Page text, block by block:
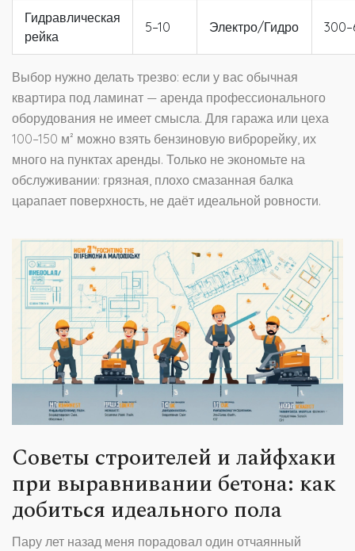
Гидравлическая
рейка
5–10 Электро/Гидро
Выбор нужно делать трезво: если у вас обычная
квартира под ламинат — аренда профессионального
оборудования не имеет смысла. Для гаража или цеха
100–150 м² можно взять бензиновую виброрейку, их
много на пунктах аренды. Только не экономьте на
обслуживании: грязная, плохо смазанная балка
царапает поверхность, не даёт идеальной ровности.
Советы строителей и лайфхаки
при выравнивании бетона: как
добиться идеального пола
Пару лет назад меня порадовал один отчаянный